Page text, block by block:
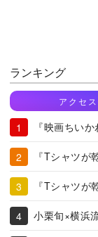
ランキング
アクセ
『映画ちい
『Tシャツ
『Tシャツ
小栗旬×横浜